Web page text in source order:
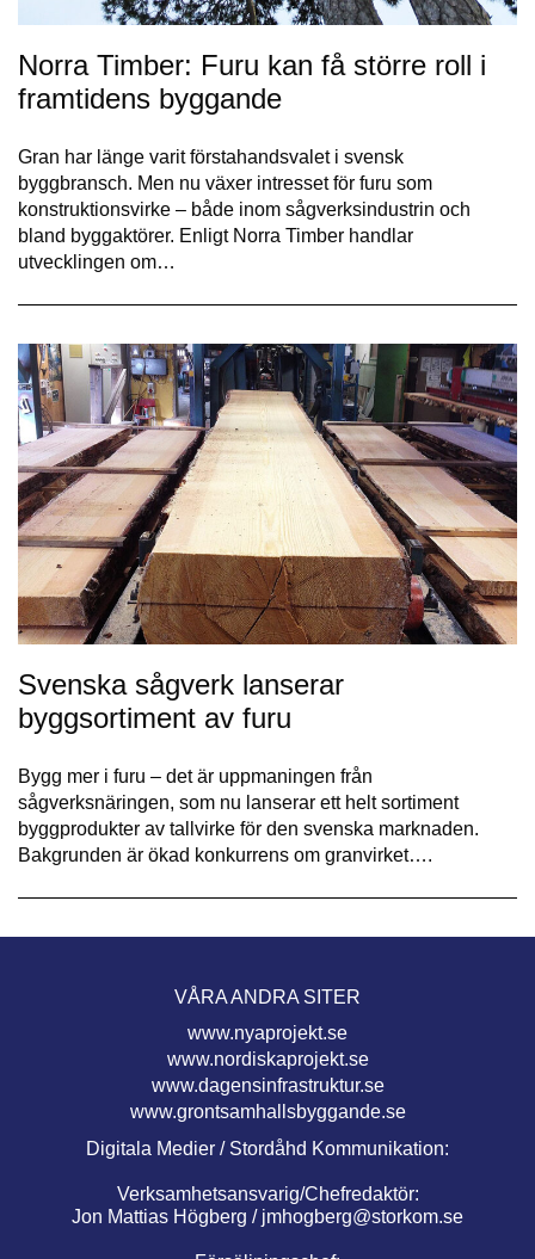
Norra Timber: Furu kan få större roll i
framtidens byggande
Gran har länge varit förstahandsvalet i svensk
byggbransch. Men nu växer intresset för furu som
konstruktionsvirke – både inom sågverksindustrin och
bland byggaktörer. Enligt Norra Timber handlar
utvecklingen om…
Svenska sågverk lanserar
byggsortiment av furu
Bygg mer i furu – det är uppmaningen från
sågverksnäringen, som nu lanserar ett helt sortiment
byggprodukter av tallvirke för den svenska marknaden.
Bakgrunden är ökad konkurrens om granvirket….
VÅRA ANDRA SITER
www.nyaprojekt.se
www.nordiskaprojekt.se
www.dagensinfrastruktur.se
www.grontsamhallsbyggande.se
Digitala Medier / Stordåhd Kommunikation:
Verksamhetsansvarig/Chefredaktör:
Jon Mattias Högberg / jmhogberg@storkom.se